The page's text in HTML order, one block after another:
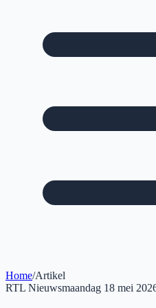
Home/Artikel
RTL Nieuwsmaandag 18 mei